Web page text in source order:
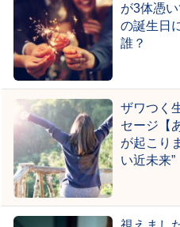
が3体憑
の誕生日
誰？
ザワつく
セージ【
が起こり
い近未来”